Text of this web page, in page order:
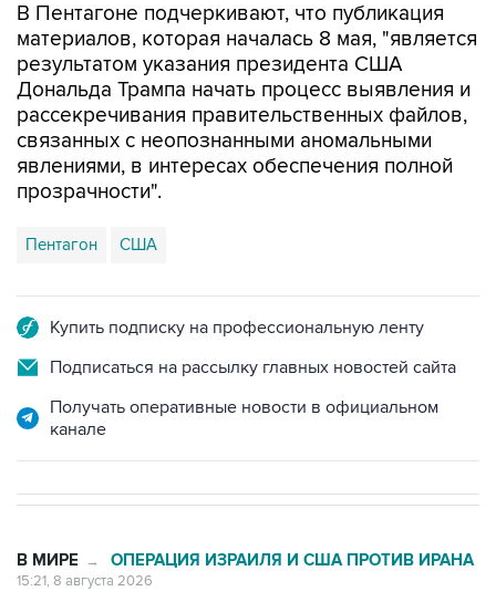
В Пентагоне подчеркивают, что публикация
материалов, которая началась 8 мая, "является
результатом указания президента США
Дональда Трампа начать процесс выявления и
рассекречивания правительственных файлов,
связанных с неопознанными аномальными
явлениями, в интересах обеспечения полной
прозрачности".
Пентагон США
Купить подписку на профессиональную ленту
Подписаться на рассылку главных новостей сайта
Получать оперативные новости в официальном
канале
В МИРЕ → ОПЕРАЦИЯ ИЗРАИЛЯ И США ПРОТИВ ИРАНА
15:21, 8 августа 2026